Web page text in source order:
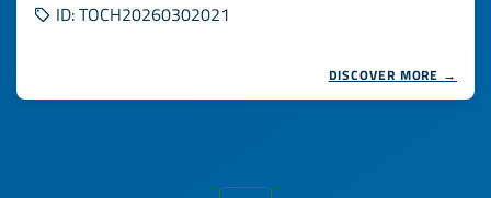
ID: TOCH20260302021
DISCOVER MORE →